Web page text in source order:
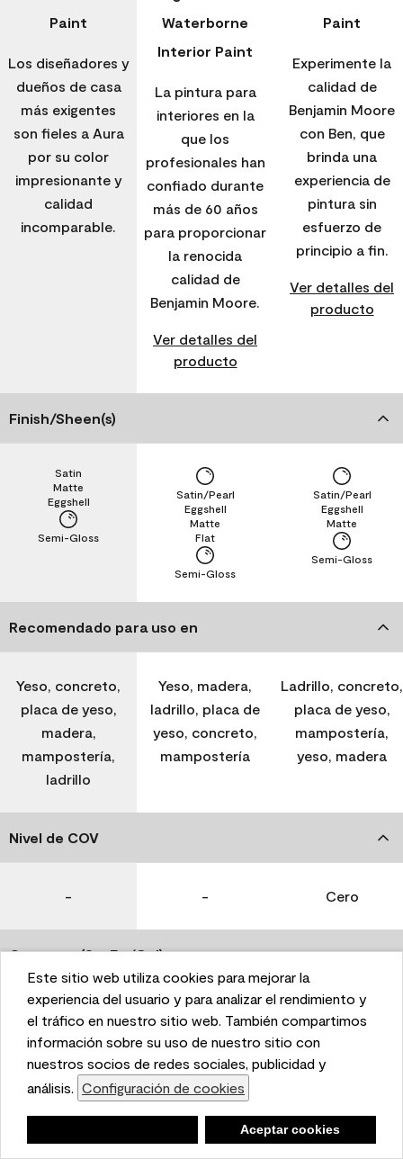
This website uses cookies to enhance user experience
and to analyze performance and traffic on our website.
We also share information about your use of our site
with our social media, advertising, and analytics
partners. Cookie Settings
Accept Cookies
Este sitio web utiliza cookies para mejorar la
experiencia del usuario y para analizar el rendimiento y
el tráfico en nuestro sitio web. También compartimos
información sobre su uso de nuestro sitio con
nuestros socios de redes sociales, publicidad y
análisis. Configuración de cookies
Aceptar cookies
Paint
Los diseñadores y
dueños de casa
más exigentes
son fieles a Aura
por su color
impresionante y
calidad
incomparable.
Waterborne
Interior Paint
La pintura para
interiores en la
que los
profesionales han
confiado durante
más de 60 años
para proporcionar
la renocida
calidad de
Benjamin Moore.
Ver detalles del
producto
Paint
Experimente la
calidad de
Benjamin Moore
con Ben, que
brinda una
experiencia de
pintura sin
esfuerzo de
principio a fin.
Ver detalles del
producto
Finish/Sheen(s)
Semi-Gloss
Eggshell
Matte
Satin
Semi-Gloss
Flat
Matte
Eggshell
Satin/Pearl
Semi-Gloss
Matte
Eggshell
Satin/Pearl
Recomendado para uso en
Yeso, concreto,
placa de yeso,
madera,
mampostería,
ladrillo
Yeso, madera,
ladrillo, placa de
yeso, concreto,
mampostería
Ladrillo, concreto,
placa de yeso,
mampostería,
yeso, madera
Nivel de COV
- - Cero
Coverage (Sq. Ft./Gal)
350-400 400-450 400-450
Tiempo de secado
1 hora